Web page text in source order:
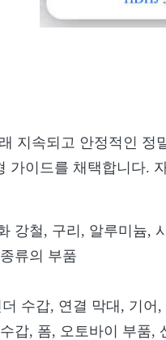
지속되고 안정적인 정
가이드를 채택합니다.
강철, 구리, 알루미늄,
류의 부품
수갑, 연결 막대, 기어,
갑, 폼, 오토바이 부품,